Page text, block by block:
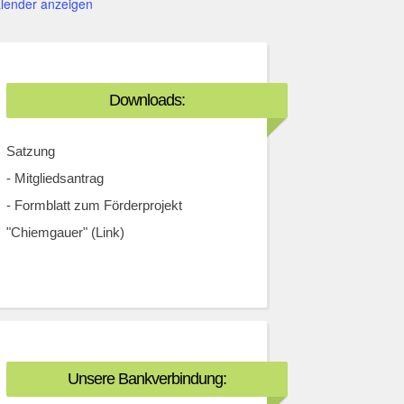
Downloads:
Satzung
- Mitgliedsantrag
- Formblatt zum Förderprojekt
"Chiemgauer" (Link)
Unsere Bankverbindung: